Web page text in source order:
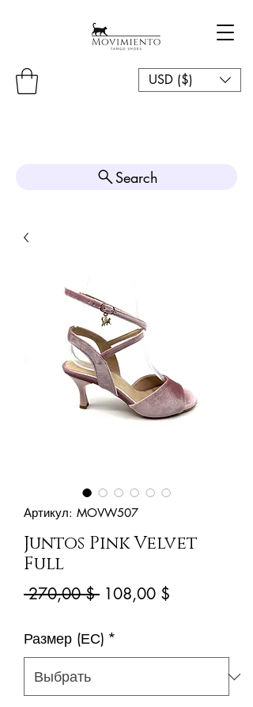
USD ($)
Search
Артикул: MOVW507
Juntos Pink Velvet
Full
270,00 $ Обычная
108,00 $
Размер (ЕС) *